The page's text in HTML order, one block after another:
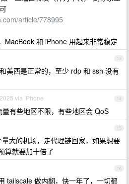
article/778995
MacBook 和 iPhone 用起来非常稳定
13
美西是正常的，至少 rdp 和 ssh 没有
14
via iPhone
有些地区不限，有些地区会 QoS
15
大的机场，走代理链回家，如果想要
算就要加十倍了
16
tailscale 做内翻，快一年了，一切都